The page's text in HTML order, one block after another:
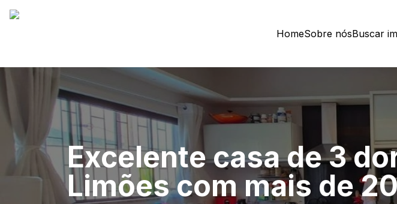
HomeSobre nósBuscar
Excelente casa de 3
Limões com mais de